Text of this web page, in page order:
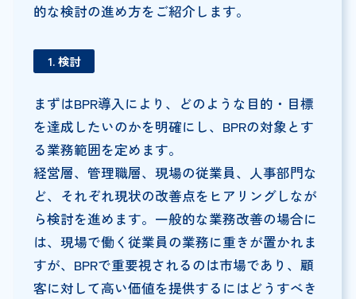
的な検討の進め方をご紹介します。
1. 検討
まずはBPR導入により、どのような目的・目標
を達成したいのかを明確にし、BPRの対象とす
る業務範囲を定めます。
経営層、管理職層、現場の従業員、人事部門な
ど、それぞれ現状の改善点をヒアリングしなが
ら検討を進めます。一般的な業務改善の場合に
は、現場で働く従業員の業務に重きが置かれま
すが、BPRで重要視されるのは市場であり、顧
客に対して高い価値を提供するにはどうすべき